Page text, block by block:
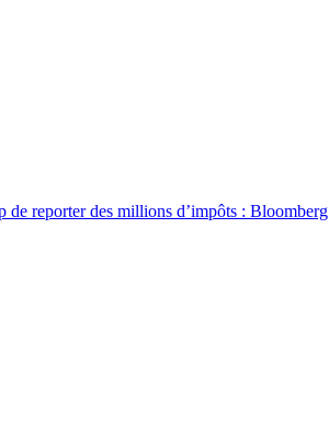
reporter des millions d’impôts : Bloomberg